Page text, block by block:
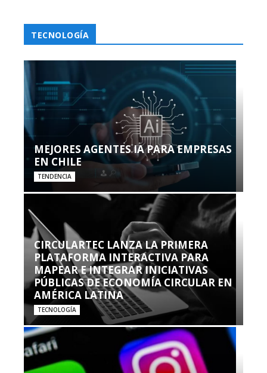
TECNOLOGÍA
MEJORES AGENTES IA PARA EMPRESAS
EN CHILE
TENDENCIA
CIRCULARTEC LANZA LA PRIMERA
PLATAFORMA INTERACTIVA PARA
MAPEAR E INTEGRAR INICIATIVAS
PÚBLICAS DE ECONOMÍA CIRCULAR EN
AMÉRICA LATINA
TECNOLOGÍA